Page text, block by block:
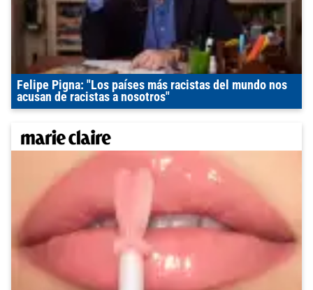
Felipe Pigna: "Los países más racistas del mundo nos
acusan de racistas a nosotros"